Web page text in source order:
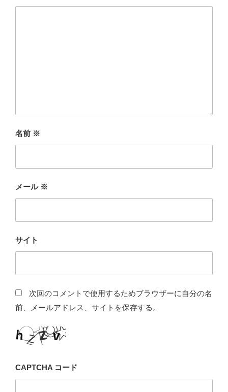
名前 ※
メール ※
サイト
次回のコメントで使用するためブラウザーに自分の名
前、メールアドレス、サイトを保存する。
CAPTCHA コード